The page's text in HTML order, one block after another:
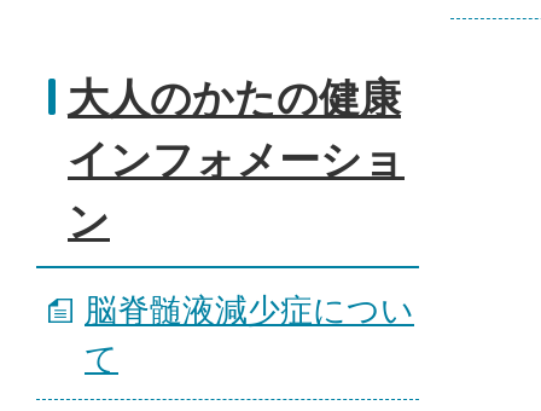
大人のかたの健康
インフォメーショ
ン
脳脊髄液減少症につい
て